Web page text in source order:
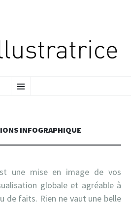
MENU
AU
INFOGRAPHIQUE
une mise en image de vos
globale et agréable à
de faits. Rien ne vaut une belle